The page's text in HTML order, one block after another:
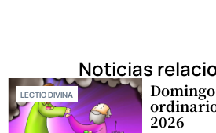
Noticias
LECTIO DIVINA
2026